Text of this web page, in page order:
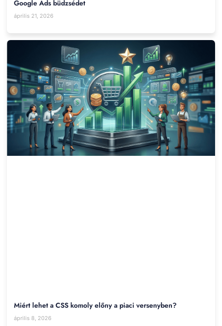
Google Ads büdzsédet
április 21, 2026
Miért lehet a CSS komoly előny a piaci versenyben?
április 8, 2026